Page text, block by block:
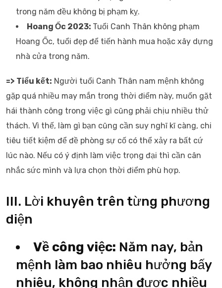
trong năm đều không bị phạm kỵ.
Hoang Ốc 2023: Tuổi Canh Thân không phạm
Hoang Ốc, tuổi đẹp để tiến hành mua hoặc xây dựng
nhà cửa trong năm.
=> Tiểu kết: Người tuổi Canh Thân nam mệnh không
gặp quá nhiều may mắn trong thời điểm này, muốn gặt
hái thành công trong việc gì cũng phải chịu nhiều thử
thách. Vì thế, làm gì bạn cũng cần suy nghĩ kĩ càng, chi
tiêu tiết kiệm để đề phòng sự cố có thể xảy ra bất cứ
lúc nào. Nếu có ý định làm việc trọng đại thì cần cân
nhắc sức mình và lựa chọn thời điểm phù hợp.
III. Lời khuyên trên từng phương
diện
Về công việc: Năm nay, bản
mệnh làm bao nhiêu hưởng bấy
nhiêu, không nhận được nhiều